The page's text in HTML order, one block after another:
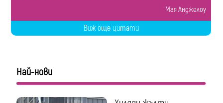
Мая Анджелоу
Виж още цитати
Най-нови